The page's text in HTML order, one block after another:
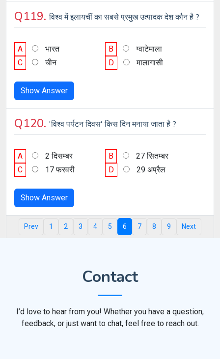
Q119.विश्व में इलायचीं का सबसे प्रमुख उत्पादक देश कौन है ?
A भारत B
ग्वाटेमाला
C
चीन D मालागासी
Show Answer
Q120. 'विश्व पर्यटन दिवस' किस दिन मनाया जाता है ?
A 2 दिसम्बर B
27 सितम्बर
C
17 फरवरी D 29 अप्रैल
Show Answer
Prev 1 2 3 4 5 6 7 8 9 Next
Contact
I’d love to hear from you! Whether you have a question,
feedback, or just want to chat, feel free to reach out.